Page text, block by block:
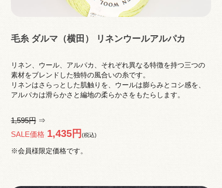
毛糸 ダルマ（横田） リネンウールアルパカ
リネン、ウール、アルパカ、それぞれ異なる特徴を持つ三つの
素材をブレンドした独特の風合いの糸です。
リネンはさらっとした肌触りを、ウールは膨らみとコシ感を、
アルパカは滑らかさと編地の柔らかさをもたらします。
1,595円⇒
SALE価格 1,435円 (税込)
※会員様限定価格です。